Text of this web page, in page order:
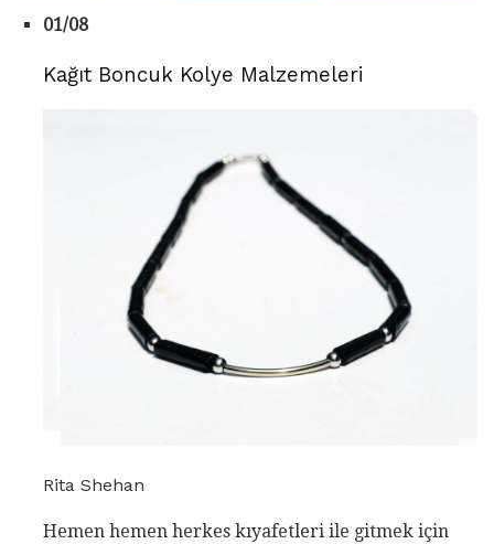
01/08
Kağıt Boncuk Kolye Malzemeleri
Rita Shehan
Hemen hemen herkes kıyafetleri ile gitmek için